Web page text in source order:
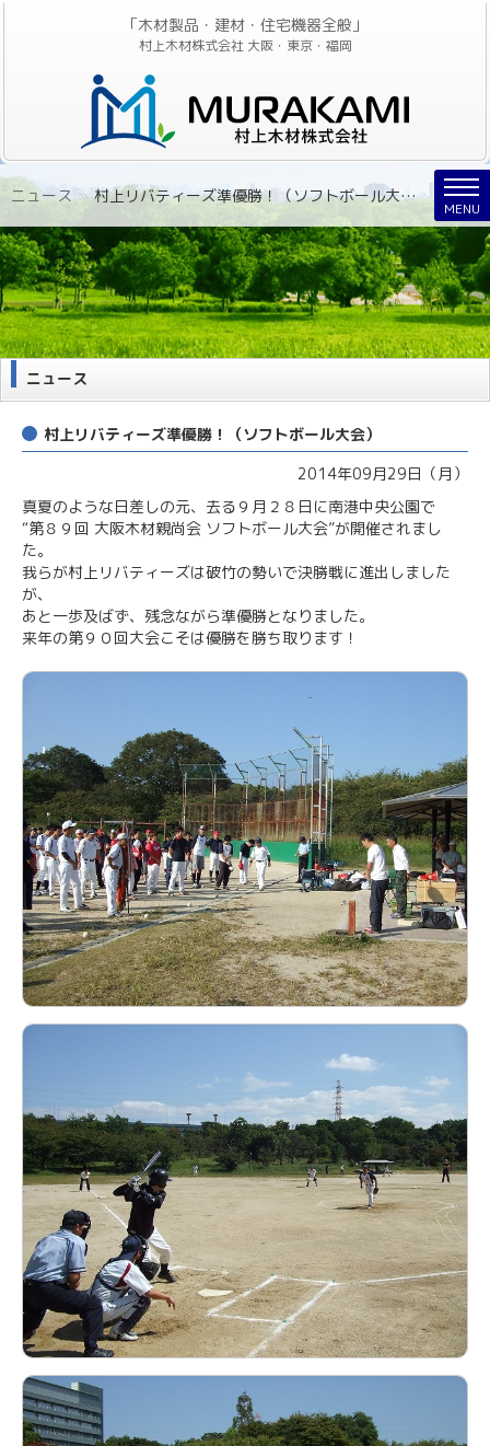
「木材製品・建材・住宅機器全般」
村上木材株式会社 大阪・東京・福岡
MENU
ニュース » 村上リバティーズ準優勝！（ソフトボール大会）
ニュース
村上リバティーズ準優勝！（ソフトボール大会）
2014年09月29日（月）
真夏のような日差しの元、去る９月２８日に南港中央公園で
“第８９回 大阪木材親尚会 ソフトボール大会”が開催されまし
た。
我らが村上リバティーズは破竹の勢いで決勝戦に進出しました
が、
あと一歩及ばず、残念ながら準優勝となりました。
来年の第９０回大会こそは優勝を勝ち取ります！